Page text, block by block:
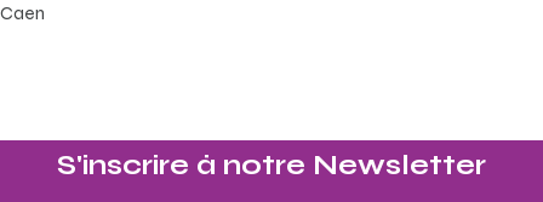
Caen
S'inscrire à notre Newsletter​